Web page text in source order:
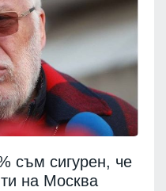
съм сигурен, че
на Москва